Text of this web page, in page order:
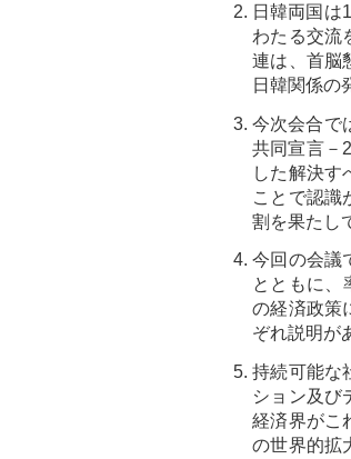
日韓両国は
わたる交流
連は、首脳
日韓関係の
今次会合で
共同宣言－
した解決す
ことで認識
割を果たし
今回の会議
とともに、
の経済政策
ぞれ説明が
持続可能な
ション及び
経済界がこ
の世界的拡